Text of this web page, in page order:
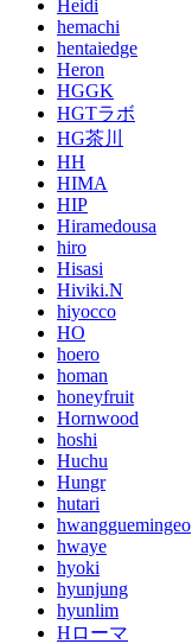
Heidi
hemachi
hentaiedge
Heron
HGGK
HGTラボ
HG茶川
HH
HIMA
HIP
Hiramedousa
hiro
Hisasi
Hiviki.N
hiyocco
HO
hoero
homan
honeyfruit
Hornwood
hoshi
Huchu
Hungr
hutari
hwangguemingeo
hwaye
hyoki
hyunjung
hyunlim
Hローマ